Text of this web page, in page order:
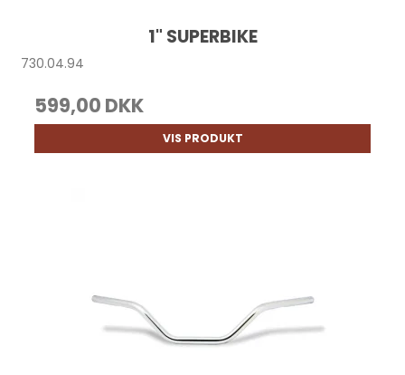
1" SUPERBIKE
730.04.94
599,00 DKK
VIS PRODUKT